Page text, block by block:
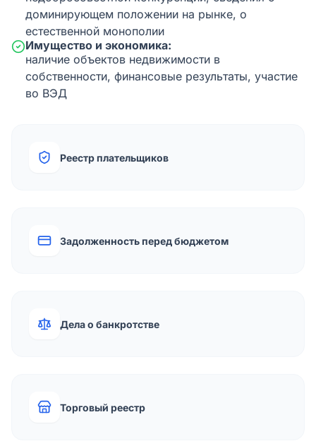
доминирующем положении на рынке, о
естественной монополии
Имущество и экономика:
наличие объектов недвижимости в
собственности, финансовые результаты, участие
во ВЭД
Реестр плательщиков
Задолженность перед бюджетом
Дела о банкротстве
Торговый реестр